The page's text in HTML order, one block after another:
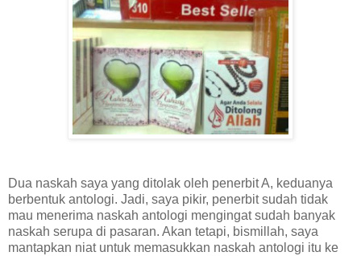
Dua naskah saya yang ditolak oleh penerbit A, keduanya
berbentuk antologi. Jadi, saya pikir, penerbit sudah tidak
mau menerima naskah antologi mengingat sudah banyak
naskah serupa di pasaran. Akan tetapi, bismillah, saya
mantapkan niat untuk memasukkan naskah antologi itu ke